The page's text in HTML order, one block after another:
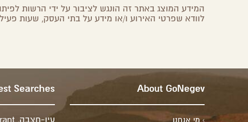
המידע המוצג באתר זה הונגש לציבור על ידי הרשות
לוודא שפרטי האירוע ו/או מידע על בתי העסק, שעות
About GoNegev
מי אנחנו
Searches
עין-חצבה,